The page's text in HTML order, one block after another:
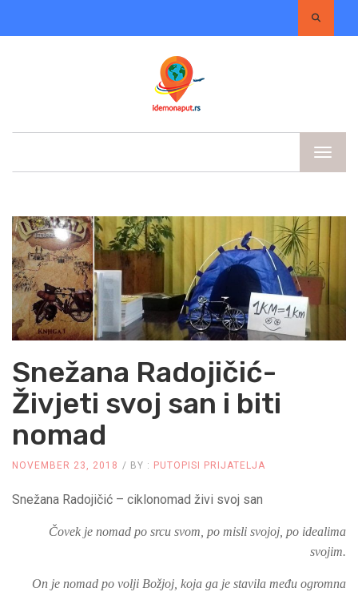
Snežana Radojičić-
Živjeti svoj san i biti
nomad
NOVEMBER 23, 2018 BY : PUTOPISI PRIJATELJA
Snežana Radojičić – ciklonomad živi svoj san
Čovek je nomad po srcu svom, po misli svojoj, po idealima
svojim.
On je nomad po volji Božjoj, koja ga je stavila među ogromna